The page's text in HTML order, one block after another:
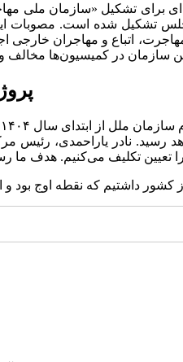
برای تشکیل «سازمان ملی
کار در مجلس تشکیل شده است.
اتباع و مهاجران خارجی
مجموع اخراج شده‌ها از ایران، به همراه تعدادی اخراج شده از پاکستان